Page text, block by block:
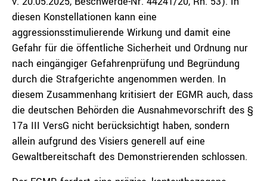
diesen Konstellationen kann eine
aggressionsstimulierende Wirkung und damit eine
Gefahr für die öffentliche Sicherheit und Ordnung nur
nach eingängiger Gefahrenprüfung und Begründung
durch die Strafgerichte angenommen werden. In
diesem Zusammenhang kritisiert der EGMR auch, dass
die deutschen Behörden die Ausnahmevorschrift des §
17a III VersG nicht berücksichtigt haben, sondern
allein aufgrund des Visiers generell auf eine
Gewaltbereitschaft des Demonstrierenden schlossen.